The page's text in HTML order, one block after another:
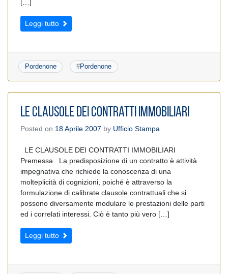
[…]
Leggi tutto
Pordenone #Pordenone
Le Clausole dei Contratti Immobiliari
Posted on 18 Aprile 2007 by Ufficio Stampa
LE CLAUSOLE DEI CONTRATTI IMMOBILIARI
Premessa La predisposizione di un contratto è attività
impegnativa che richiede la conoscenza di una
molteplicità di cognizioni, poiché è attraverso la
formulazione di calibrate clausole contrattuali che si
possono diversamente modulare le prestazioni delle parti
ed i correlati interessi. Ciò è tanto più vero […]
Leggi tutto